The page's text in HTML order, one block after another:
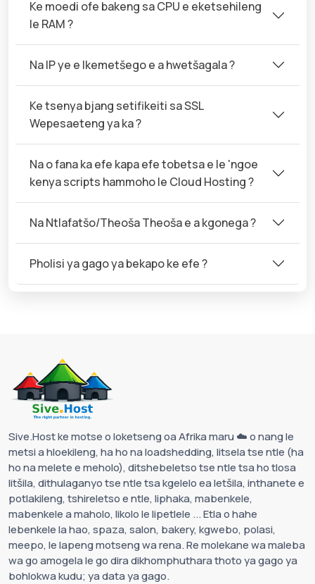
Ke moedi ofe bakeng sa CPU e eketsehileng
le RAM ?
Na IP ye e Ikemetšego e a hwetšagala ?
Ke tsenya bjang setifikeiti sa SSL
Wepesaeteng ya ka ?
Na o fana ka efe kapa efe tobetsa e le 'ngoe
kenya scripts hammoho le Cloud Hosting ?
Na Ntlafatšo/Theoša Theoša e a kgonega ?
Pholisi ya gago ya bekapo ke efe ?
Sive.Host ke motse o loketseng oa Afrika maru ☁️ o nang le
metsi a hloekileng, ha ho na loadshedding, litsela tse ntle (ha
ho na melete e meholo), ditshebeletso tse ntle tsa ho tlosa
litšila, dithulaganyo tse ntle tsa kgelelo ea letšila, inthanete e
potlakileng, tshireletso e ntle, liphaka, mabenkele,
mabenkele a maholo, likolo le lipetlele ... Etla o hahe
lebenkele la hao, spaza, salon, bakery, kgwebo, polasi,
meepo, le lapeng motseng wa rena. Re molekane wa maleba
wa go amogela le go dira dikhomphuthara thoto ya gago ya
bohlokwa kudu; ya data ya gago.